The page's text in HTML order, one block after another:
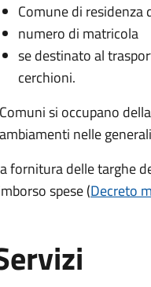
Comune di residenza
numero di matricola
se destinato al
cerchioni.
si occupano
nelle
fornitura delle targhe
spese (Decreto